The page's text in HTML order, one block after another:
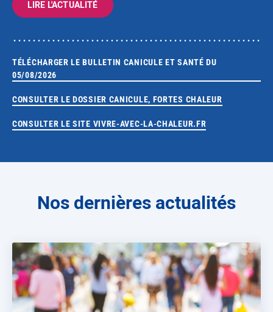
LIRE L'ACTUALITÉ
TÉLÉCHARGER LE BULLETIN CANICULE ET SANTÉ DU
05/08/2026
CONSULTER LE DOSSIER CANICULE, FORTES CHALEUR
CONSULTER LE SITE VIVRE-AVEC-LA-CHALEUR.FR
Nos dernières actualités